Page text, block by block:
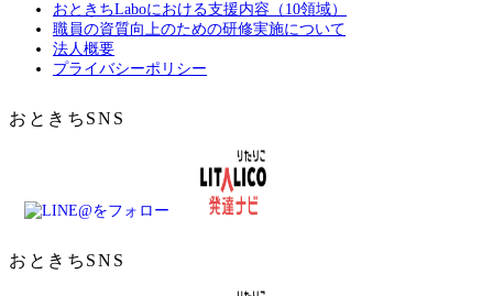
おときちLaboにおける支援内容（10領域）
職員の資質向上のための研修実施について
法人概要
プライバシーポリシー
おときちSNS
おときちSNS